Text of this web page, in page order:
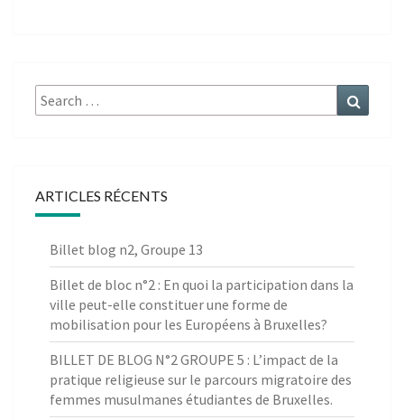
Search
for:
ARTICLES RÉCENTS
Billet blog n2, Groupe 13
Billet de bloc n°2 : En quoi la participation dans la
ville peut-elle constituer une forme de
mobilisation pour les Européens à Bruxelles?
BILLET DE BLOG N°2 GROUPE 5 : L’impact de la
pratique religieuse sur le parcours migratoire des
femmes musulmanes étudiantes de Bruxelles.